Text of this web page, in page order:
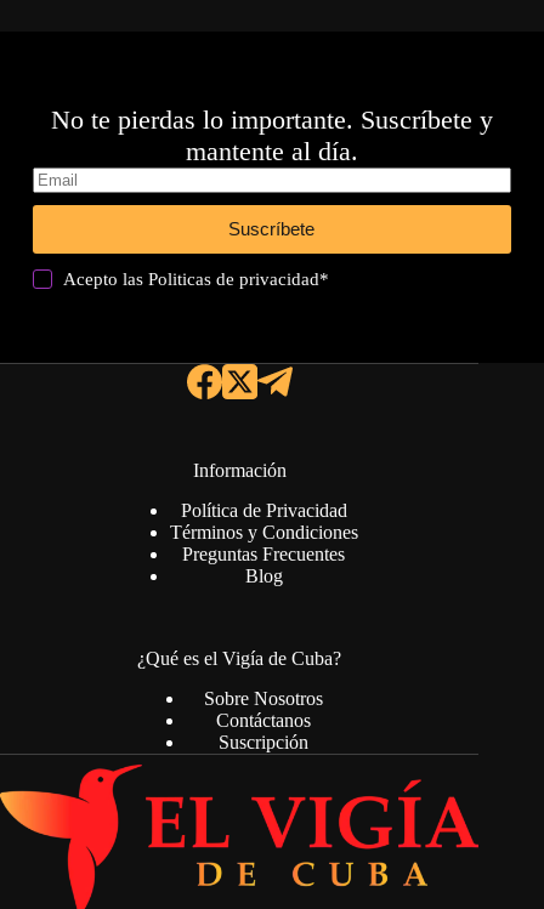
No te pierdas lo importante. Suscríbete y
mantente al día.
Suscríbete
Acepto lasPoliticas de privacidad*
Información
Política de Privacidad
Términos y Condiciones
Preguntas Frecuentes
Blog
¿Qué es el Vigía de Cuba?
Sobre Nosotros
Contáctanos
Suscripción